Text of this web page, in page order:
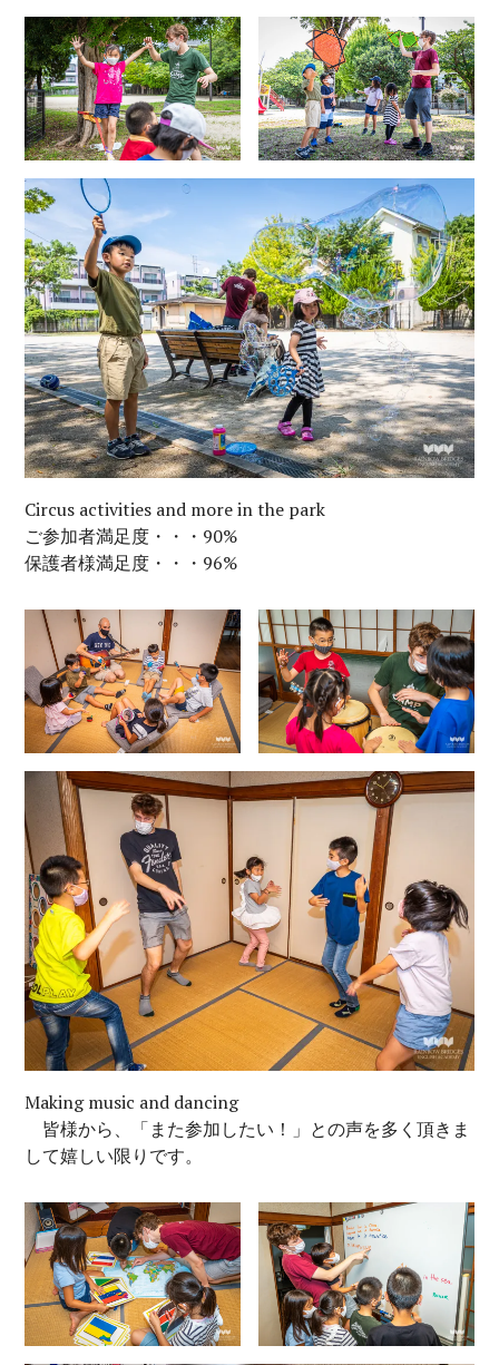
Circus activities and more in the park
ご参加者満足度・・・90%
保護者様満足度・・・96%
Making music and dancing
皆様から、「また参加したい！」との声を多く頂きま
して嬉しい限りです。